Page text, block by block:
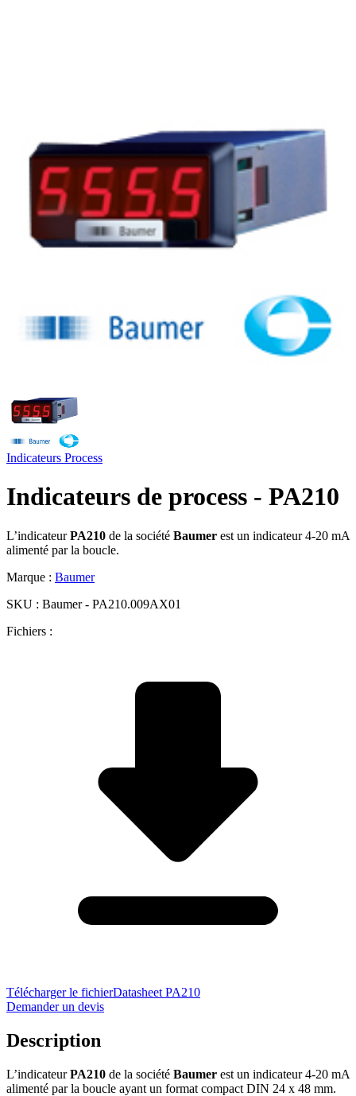
Indicateurs Process
Indicateurs de process - PA210
L’indicateurPA210 de la société Baumer est un indicateur 4-20 mA
alimenté par la boucle.
Marque : Baumer
SKU : Baumer - PA210.009AX01
Fichiers :
Télécharger le fichierDatasheet PA210
Demander un devis
Description
L’indicateurPA210 de la société Baumer est un indicateur 4-20 mA
alimenté par la boucle ayant un format compact DIN 24 x 48 mm.